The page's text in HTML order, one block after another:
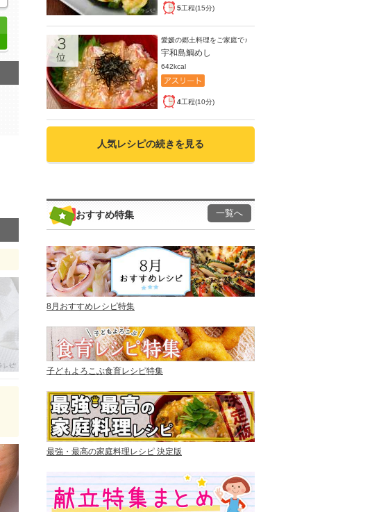
5工程(15分)
愛媛の郷土料理をご家庭で♪
宇和島鯛めし
642kcal
4工程(10分)
人気レシピの続きを見る
おすすめ特集 一覧へ
8月おすすめレシピ特集
子どもよろこぶ食育レシピ特集
最強・最高の家庭料理レシピ 決定版